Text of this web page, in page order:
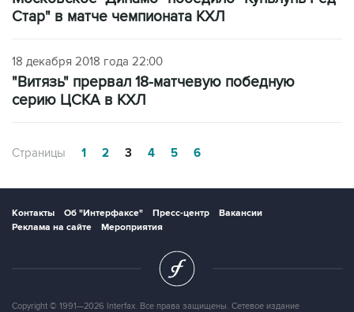
Стар" в матче чемпионата КХЛ
18 декабря 2018 года 22:00
"Витязь" прервал 18-матчевую победную
серию ЦСКА в КХЛ
Страницы 1 2 3 4 5 6
Контакты Об "Интерфаксе" Пресс-центр
Вакансии
Реклама на сайте
Мероприятия
Copyright © 1991—2026 Interfax. Все права защищены. Сетевое издание